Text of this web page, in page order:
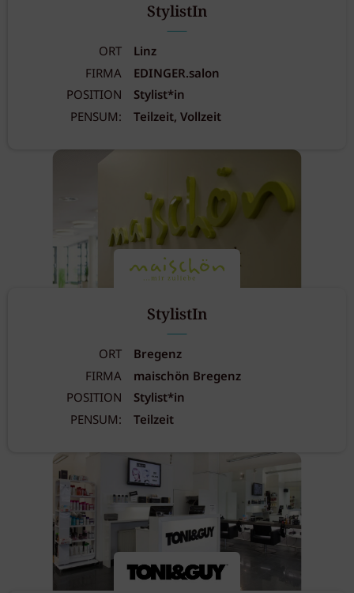
StylistIn
ORT
Linz
FIRMA
EDINGER.salon
POSITION
Stylist*in
PENSUM:
Teilzeit, Vollzeit
StylistIn
ORT
Bregenz
FIRMA
maischön Bregenz
POSITION
Stylist*in
PENSUM:
Teilzeit